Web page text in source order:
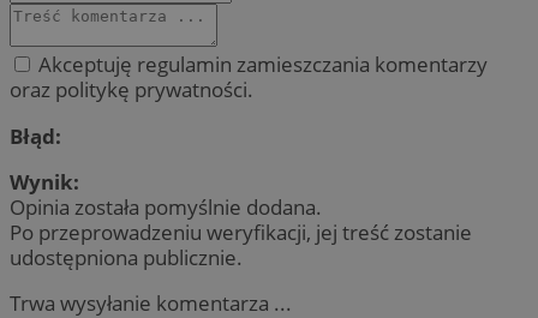
Akceptuję regulamin zamieszczania komentarzy
oraz politykę prywatności.
Błąd:
Wynik:
Opinia została pomyślnie dodana.
Po przeprowadzeniu weryfikacji, jej treść zostanie
udostępniona publicznie.
Trwa wysyłanie komentarza ...